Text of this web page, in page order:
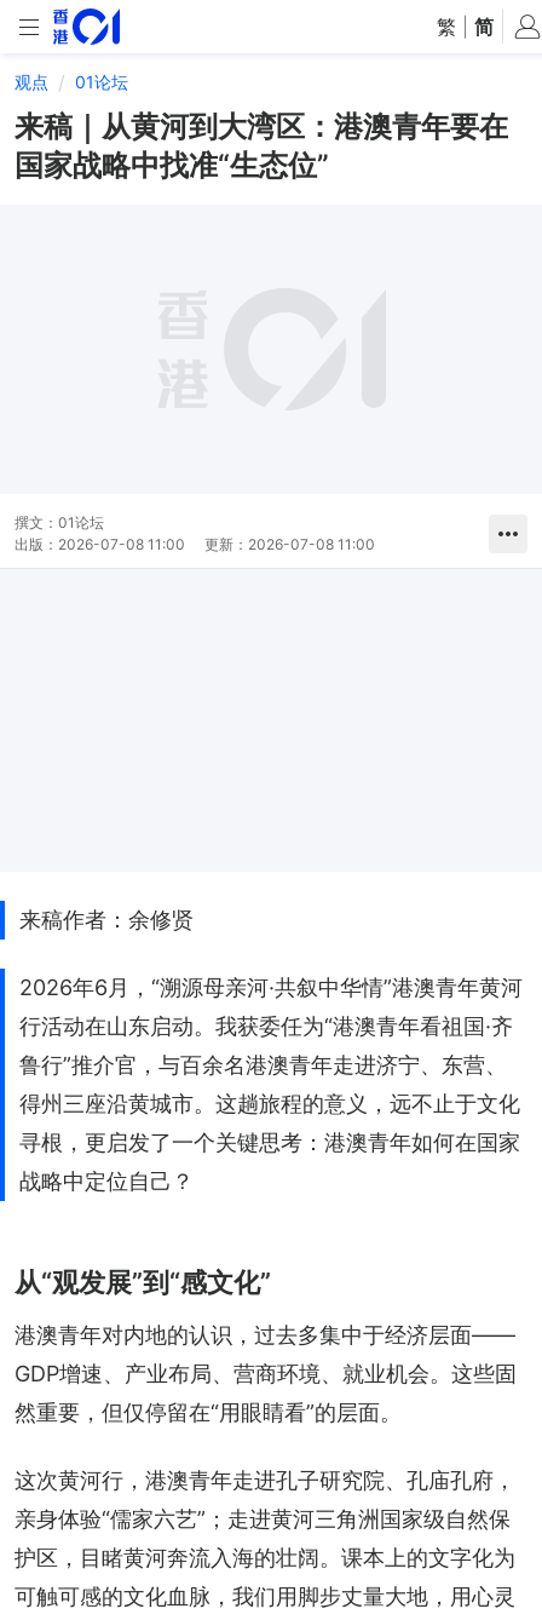
繁 简
观点 01论坛
来稿｜从黄河到大湾区：港澳青年要在
国家战略中找准“生态位”
撰文： 01论坛
出版： 2026-07-08 11:00 更新： 2026-07-08 11:00
来稿作者：余修贤
2026年6月，“溯源母亲河·共叙中华情”港澳青年黄河
行活动在山东启动。我获委任为“港澳青年看祖国·齐
鲁行”推介官，与百余名港澳青年走进济宁、东营、
得州三座沿黄城市。这趟旅程的意义，远不止于文化
寻根，更启发了一个关键思考：港澳青年如何在国家
战略中定位自己？
从“观发展”到“感文化”
港澳青年对内地的认识，过去多集中于经济层面——
GDP增速、产业布局、营商环境、就业机会。这些固
然重要，但仅停留在“用眼睛看”的层面。
这次黄河行，港澳青年走进孔子研究院、孔庙孔府，
亲身体验“儒家六艺”；走进黄河三角洲国家级自然保
护区，目睹黄河奔流入海的壮阔。课本上的文字化为
可触可感的文化血脉，我们用脚步丈量大地，用心灵